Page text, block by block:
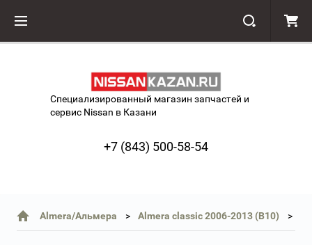
Специализированный магазин запчастей и
сервис Nissan в Казани
+7 (843) 500-58-54
Almera/Альмера Almera classic 2006-2013 (B10)